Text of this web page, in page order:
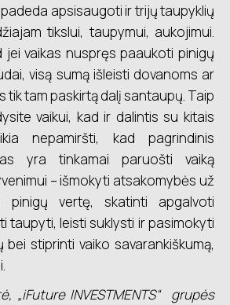
apsisaugoti ir trijų taupyklių
tikslui, taupymui, aukojimui.
jei vaikas nuspręs paaukoti pinigų
visą sumą išleisti dovanoms ar
tik tam paskirtą dalį santaupų. Taip
vaikui, kad ir dalintis su kitais
nepamiršti, kad pagrindinis
yra tinkamai paruošti vaiką
– išmokyti atsakomybės už
pinigų vertę, skatinti apgalvoti
taupyti, leisti suklysti ir pasimokyti
stiprinti vaiko savarankiškumą,
„iFuture INVESTMENTS“ grupės